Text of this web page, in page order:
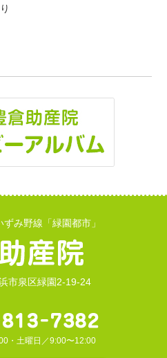
み野線「緑園都市」
市泉区緑園2-19-24
・土曜日／9:00〜12:00